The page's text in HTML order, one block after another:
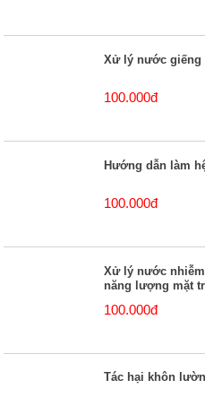
Xử lý nước giếng
100.000đ
Hướng dẫn làm
100.000đ
Xử lý nước
năng lượng mặt
100.000đ
Tác hại khôn